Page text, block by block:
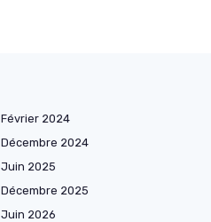
Février 2024
Décembre 2024
Juin 2025
Décembre 2025
Juin 2026